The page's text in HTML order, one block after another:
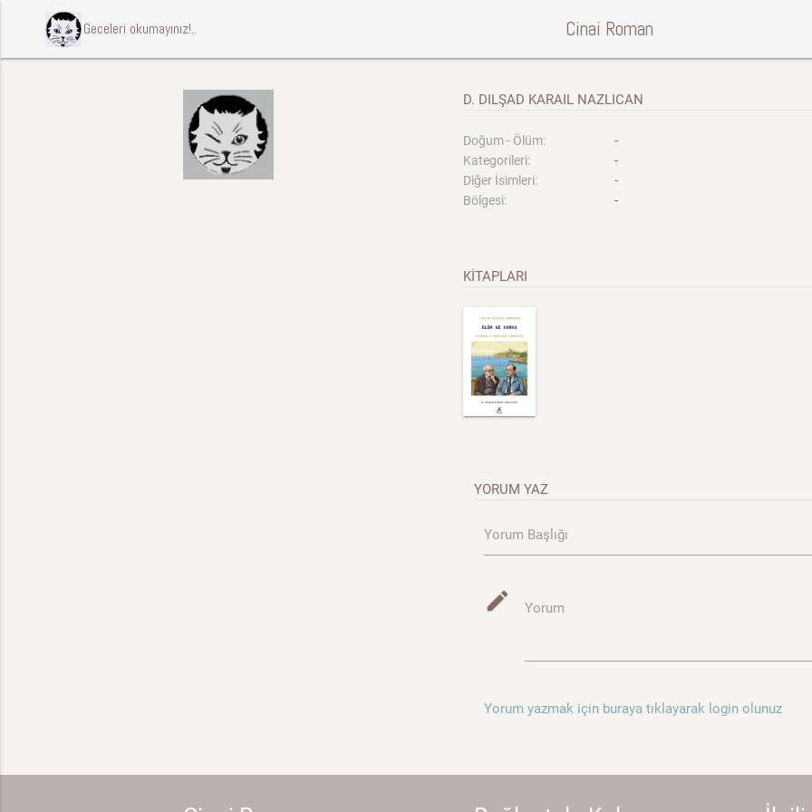
ccccci Geceleri okumayınız!.. Cinai Roman
D. DILŞAD KARAIL NAZLICAN
Doğum - Ölüm: -
Kategorileri: -
Diğer İsimleri: -
Bölgesi: -
KİTAPLARI
YORUM YAZ
Yorum Başlığı
mode_edit Yorum
Yorum yazmak için buraya tıklayarak login olunuz